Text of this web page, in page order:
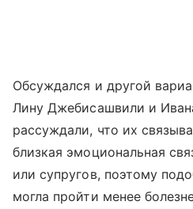
Обсуждался и другой
Лину Джебисашвили и
рассуждали, что их
близкая эмоциональная
или супругов, поэтому
могла пройти менее